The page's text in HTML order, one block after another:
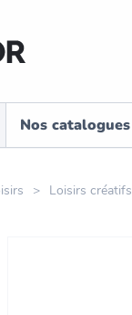
Nos catalogues
Loisirs créatifs